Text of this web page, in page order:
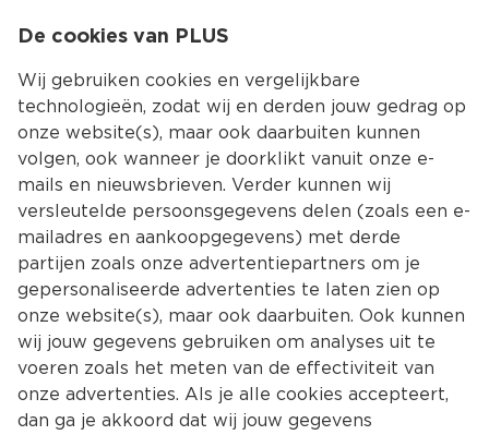
Kies jouw
Terug Producten
De cookies van PLUS
Wij gebruiken cookies en vergelijkbare
technologieën, zodat wij en derden jouw gedrag op
onze website(s), maar ook daarbuiten kunnen
volgen, ook wanneer je doorklikt vanuit onze e-
mails en nieuwsbrieven. Verder kunnen wij
versleutelde persoonsgegevens delen (zoals een e-
mailadres en aankoopgegevens) met derde
partijen zoals onze advertentiepartners om je
gepersonaliseerde advertenties te laten zien op
onze website(s), maar ook daarbuiten. Ook kunnen
wij jouw gegevens gebruiken om analyses uit te
voeren zoals het meten van de effectiviteit van
onze advertenties. Als je alle cookies accepteert,
dan ga je akkoord dat wij jouw gegevens